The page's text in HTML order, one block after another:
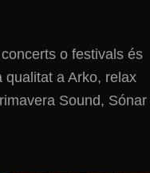
o festivals és
qualitat a Arko, relax
Sound, Sónar